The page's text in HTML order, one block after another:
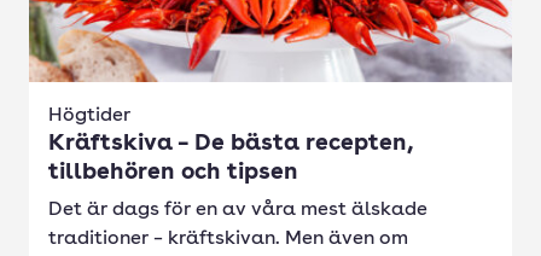
Högtider
Kräftskiva – De bästa recepten,
tillbehören och tipsen
Det är dags för en av våra mest älskade
traditioner – kräftskivan. Men även om